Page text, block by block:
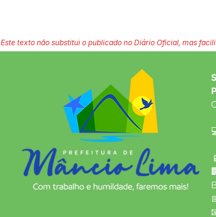
Este texto não substitui o publicado no Diário Oficial, mas